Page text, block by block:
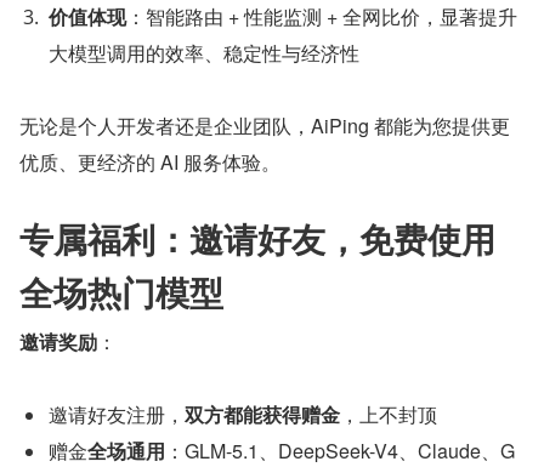
价值体现：智能路由 + 性能监测 + 全网比价，显著提升
大模型调用的效率、稳定性与经济性
无论是个人开发者还是企业团队，AiPing 都能为您提供更
优质、更经济的 AI 服务体验。
专属福利：邀请好友，免费使用
全场热门模型
邀请奖励 ：
邀请好友注册， 双方都能获得赠金 ，上不封顶
赠金全场通用 ：GLM-5.1、DeepSeek-V4、Claude、G